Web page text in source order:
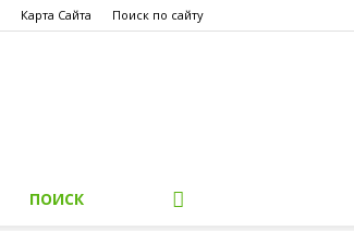
Карта Сайта Поиск по сайту
ПОИСК